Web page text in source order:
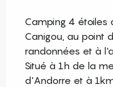
Camping 4 étoiles
Canigou, au point
randonnées et à
Situé à 1h de la
d'Andorre et à